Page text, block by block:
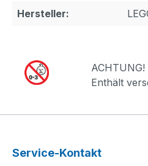
Hersteller:
Enthält
Service-Kontakt